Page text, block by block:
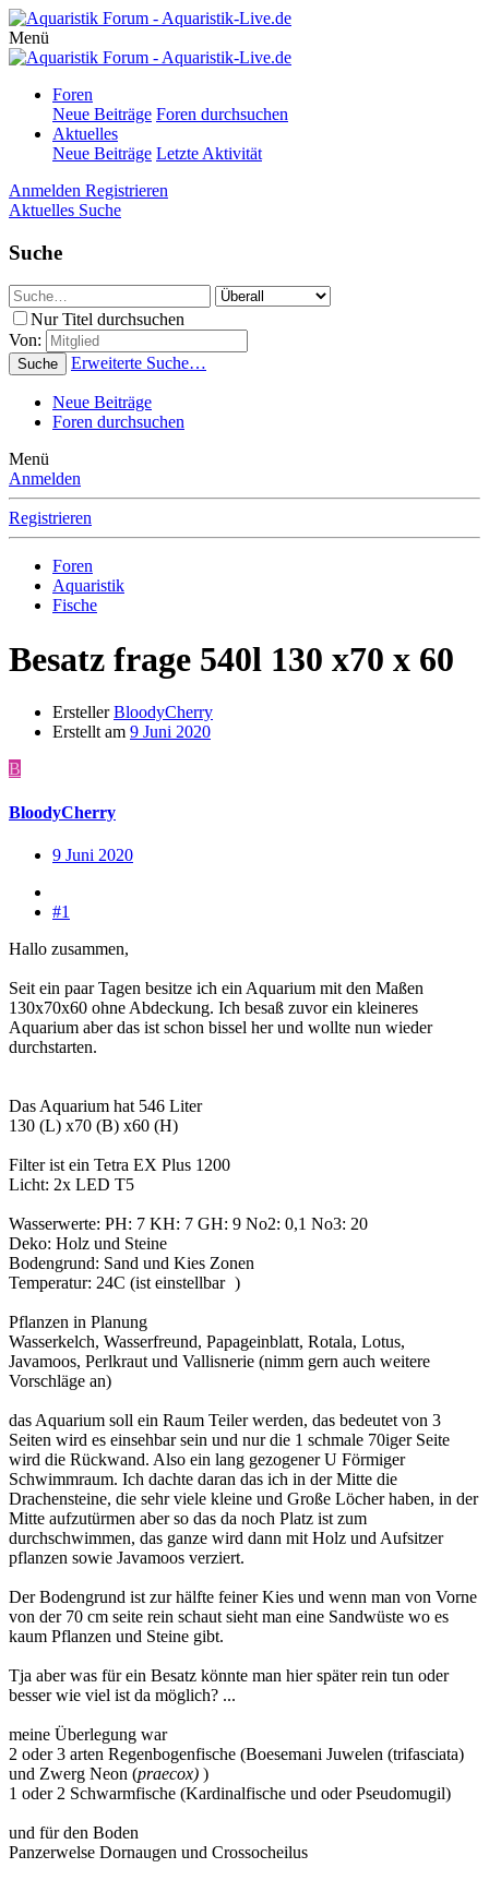
Menü
Foren
Neue Beiträge Foren durchsuchen
Aktuelles
Neue Beiträge Letzte Aktivität
Anmelden Registrieren
Aktuelles Suche
Suche
Nur Titel durchsuchen
Von:
Suche Erweiterte Suche…
Neue Beiträge
Foren durchsuchen
Menü
Anmelden
Registrieren
Foren
Aquaristik
Fische
Besatz frage 540l 130 x70 x 60
Ersteller BloodyCherry
Erstellt am 9 Juni 2020
B
BloodyCherry
9 Juni 2020
#1
Hallo zusammen,
Seit ein paar Tagen besitze ich ein Aquarium mit den Maßen
130x70x60 ohne Abdeckung. Ich besaß zuvor ein kleineres
Aquarium aber das ist schon bissel her und wollte nun wieder
durchstarten.
Das Aquarium hat 546 Liter
130 (L) x70 (B) x60 (H)
Filter ist ein Tetra EX Plus 1200
Licht: 2x LED T5
Wasserwerte: PH: 7 KH: 7 GH: 9 No2: 0,1 No3: 20
Deko: Holz und Steine
Bodengrund: Sand und Kies Zonen
Temperatur: 24C (ist einstellbar )
Pflanzen in Planung
Wasserkelch, Wasserfreund, Papageinblatt, Rotala, Lotus,
Javamoos, Perlkraut und Vallisnerie (nimm gern auch weitere
Vorschläge an)
das Aquarium soll ein Raum Teiler werden, das bedeutet von 3
Seiten wird es einsehbar sein und nur die 1 schmale 70iger Seite
wird die Rückwand. Also ein lang gezogener U Förmiger
Schwimmraum. Ich dachte daran das ich in der Mitte die
Drachensteine, die sehr viele kleine und Große Löcher haben, in der
Mitte aufzutürmen aber so das da noch Platz ist zum
durchschwimmen, das ganze wird dann mit Holz und Aufsitzer
pflanzen sowie Javamoos verziert.
Der Bodengrund ist zur hälfte feiner Kies und wenn man von Vorne
von der 70 cm seite rein schaut sieht man eine Sandwüste wo es
kaum Pflanzen und Steine gibt.
Tja aber was für ein Besatz könnte man hier später rein tun oder
besser wie viel ist da möglich? ...
meine Überlegung war
2 oder 3 arten Regenbogenfische (Boesemani Juwelen (trifasciata)
und Zwerg Neon (praecox) )
1 oder 2 Schwarmfische (Kardinalfische und oder Pseudomugil)
und für den Boden
Panzerwelse Dornaugen und Crossocheilus